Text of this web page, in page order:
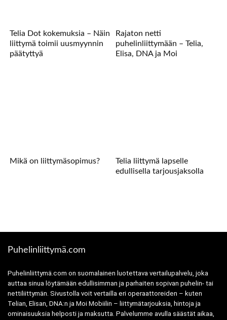
Telia Dot kokemuksia – Näin
liittymä toimii uusmyynnin
päätyttyä
Rajaton netti
puhelinliittymään – Telia,
Elisa, DNA ja Moi
Mikä on liittymäsopimus?
Telia liittymä lapselle
edullisella tarjousjaksolla
Puhelinliittymä.com
Puhelinliittymä.com on suomalainen luotettava vertailupalvelu, joka
auttaa sinua löytämään edullisimman ja parhaiten sopivan puhelin- tai
nettiliittymän. Sivustolla voit vertailla eri operaattoreiden – kuten
Telian, Elisan, DNA:n ja Moi Mobiilin – liittymätarjouksia, hintoja ja
ominaisuuksia helposti ja maksutta. Palvelumme avulla säästät aikaa,